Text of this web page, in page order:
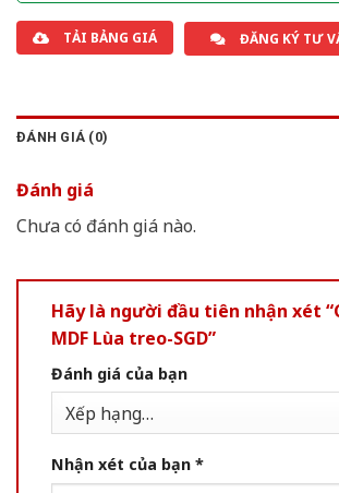
TẢI BẢNG GIÁ ĐĂNG KÝ TƯ
ĐÁNH GIÁ (0)
Đánh giá
Chưa có đánh giá nào.
Hãy là người đầu tiên nhận xét
MDF Lùa treo-SGD”
Đánh giá của bạn
Nhận xét của bạn *